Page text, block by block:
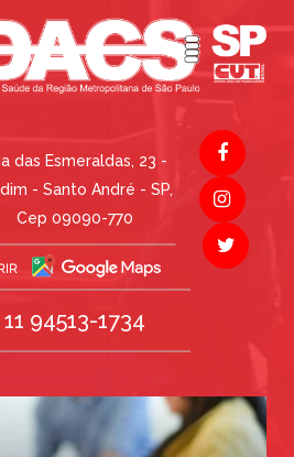
das Esmeraldas, 23 -
- Santo André - SP,
Cep 09090-770
11 94513-1734